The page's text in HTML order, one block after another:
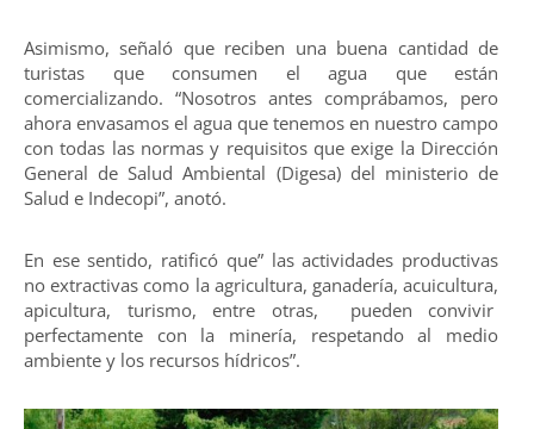
Asimismo, señaló que reciben una buena cantidad de
turistas que consumen el agua que están
comercializando. “Nosotros antes comprábamos, pero
ahora envasamos el agua que tenemos en nuestro campo
con todas las normas y requisitos que exige la Dirección
General de Salud Ambiental (Digesa) del ministerio de
Salud e Indecopi”, anotó.
En ese sentido, ratificó que” las actividades productivas
no extractivas como la agricultura, ganadería, acuicultura,
apicultura, turismo, entre otras, pueden convivir
perfectamente con la minería, respetando al medio
ambiente y los recursos hídricos”.